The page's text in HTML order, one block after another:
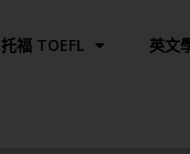
托福 TOEFL 英文